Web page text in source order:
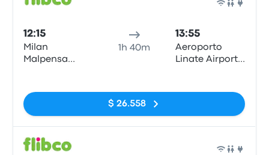
12:15
Milan
Malpensa
1h 40m
13:55
Aeroporto
Linate Airport
$ 26.558